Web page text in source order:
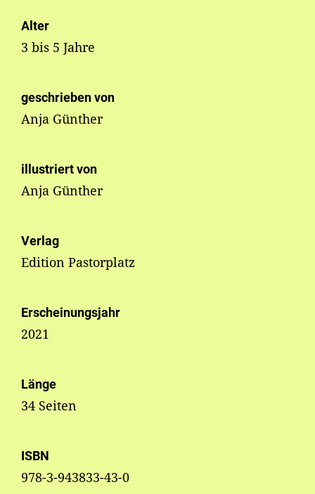
Alter
3 bis 5 Jahre
geschrieben von
Anja Günther
illustriert von
Anja Günther
Verlag
Edition Pastorplatz
Erscheinungsjahr
2021
Länge
34 Seiten
ISBN
978-3-943833-43-0